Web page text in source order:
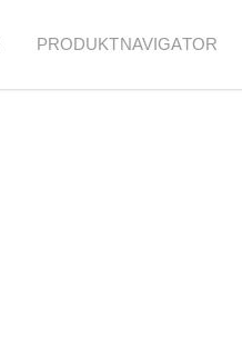
PRODUKTNAVIGATOR